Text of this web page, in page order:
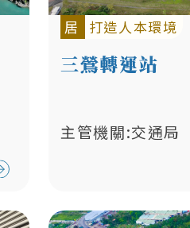
居 打造人本環境
三鶯轉運站
主管機關:交通局